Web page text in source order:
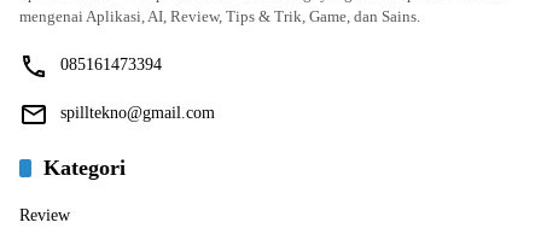
mengenai Aplikasi, AI, Review, Tips & Trik, Game, dan Sains.
085161473394
spilltekno@gmail.com
Kategori
Review